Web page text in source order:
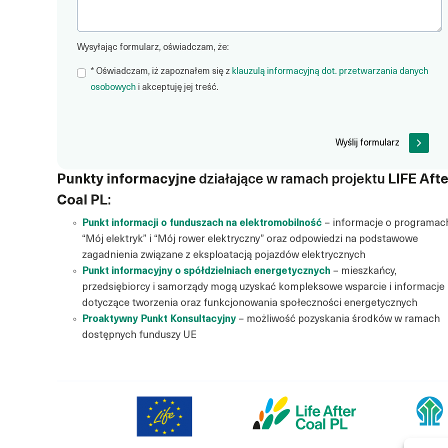
Wysyłając formularz, oświadczam, że:
* Oświadczam, iż zapoznałem się z klauzulą informacyjną dot. przetwarzania danych
osobowych i akceptuję jej treść.
Wyślij formularz
Punkty informacyjne działające w ramach projektu LIFE
Coal PL:
Punkt informacji o funduszach na elektromobilność – informacje o
“Mój elektryk” i “Mój rower elektryczny” oraz odpowiedzi na podstawowe
zagadnienia związane z eksploatacją pojazdów elektrycznych
Punkt informacyjny o spółdzielniach energetycznych – mieszkańcy,
przedsiębiorcy i samorządy mogą uzyskać kompleksowe wsparcie i informacje
dotyczące tworzenia oraz funkcjonowania społeczności energetycznych
Proaktywny Punkt Konsultacyjny – możliwość pozyskania środków w ramach
dostępnych funduszy UE